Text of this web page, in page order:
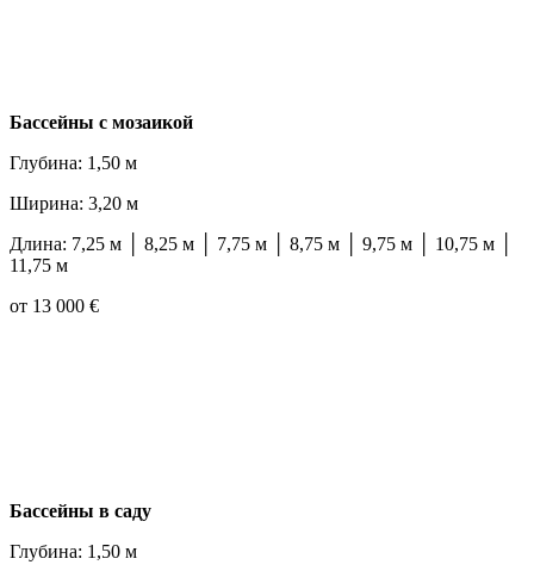
Бассейны с мозаикой
Глубина: 1,50 м
Ширина: 3,20 м
Длина: 7,25 м │ 8,25 м │ 7,75 м │ 8,75 м │ 9,75 м │ 10,75 м │
11,75 м
от 13 000 €
Бассейны в саду
Глубина: 1,50 м